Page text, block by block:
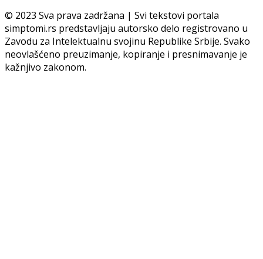
© 2023 Sva prava zadržana | Svi tekstovi portala
simptomi.rs predstavljaju autorsko delo registrovano u
Zavodu za Intelektualnu svojinu Republike Srbije. Svako
neovlašćeno preuzimanje, kopiranje i presnimavanje je
kažnjivo zakonom.